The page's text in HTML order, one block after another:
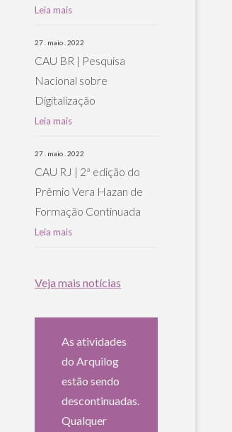
Leia mais
27 . maio . 2022
CAU BR | Pesquisa
Nacional sobre
Digitalização
Leia mais
27 . maio . 2022
CAU RJ | 2ª edição do
Prêmio Vera Hazan de
Formação Continuada
Leia mais
Veja mais notícias
As atividades
do Arquilog
estão sendo
descontinuadas.
Qualquer